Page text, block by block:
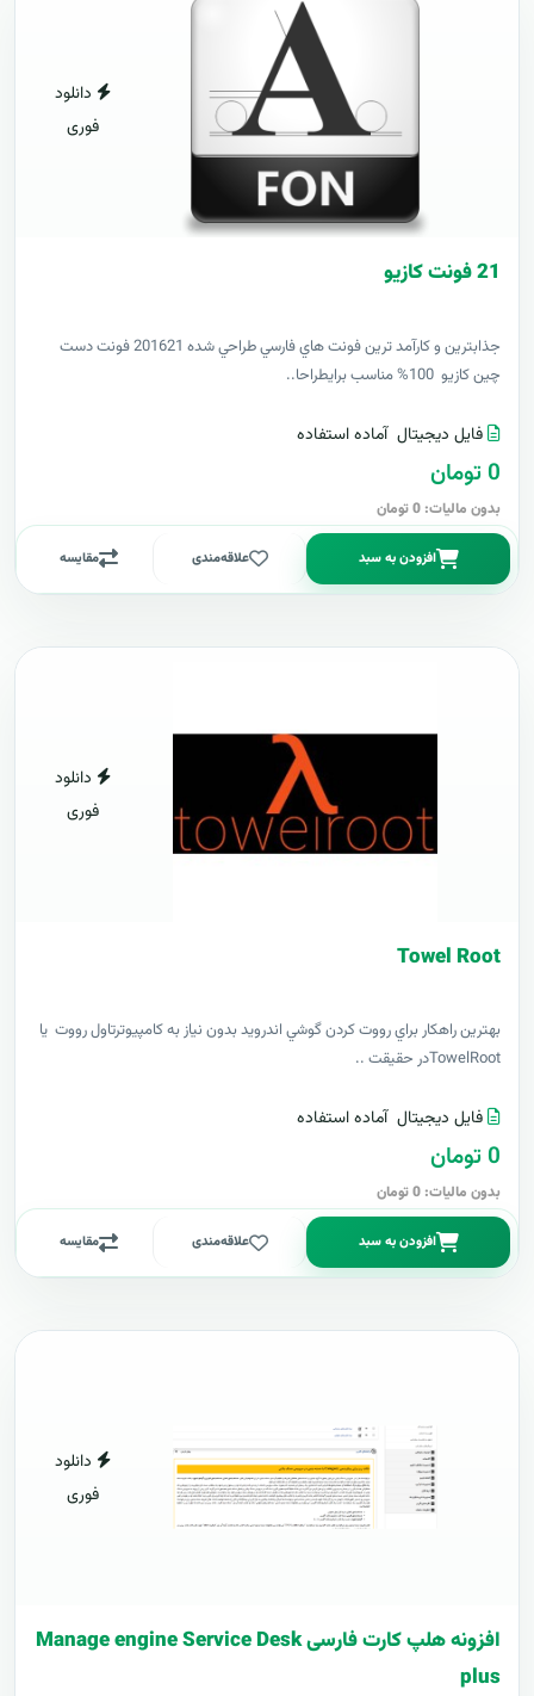
دانلود
فوری
21 فونت کازيو
جذابترين و کارآمد ترين فونت هاي فارسي طراحي شده 201621 فونت دست
چين کازيو 100% مناسب برايطراحا..
فایل دیجیتال آماده استفاده
0 تومان
بدون مالیات: 0 تومان
افزودن به سبد علاقه‌مندی مقایسه
دانلود
فوری
Towel Root
بهترين راهکار براي رووت کردن گوشي اندرويد بدون نياز به کامپيوترتاول رووت يا
TowelRootدر حقيقت ..
فایل دیجیتال آماده استفاده
0 تومان
بدون مالیات: 0 تومان
افزودن به سبد علاقه‌مندی مقایسه
دانلود
فوری
افزونه هلپ کارت فارسی Manage engine Service Desk
plus